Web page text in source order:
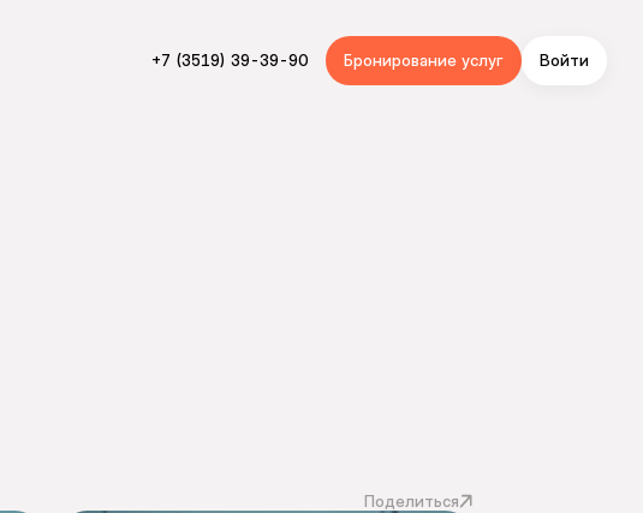
+7 (3519) 39-39-90 Бронирование услуг Войти
Поделиться